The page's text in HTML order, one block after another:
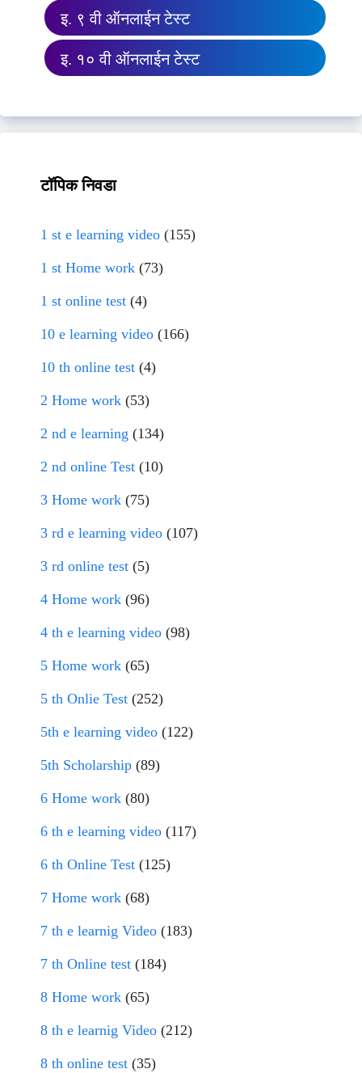
इ. ९ वी ऑनलाईन टेस्ट
इ. १० वी ऑनलाईन टेस्ट
टॉपिक निवडा
1 st e learning video (155)
1 st Home work (73)
1 st online test (4)
10 e learning video (166)
10 th online test (4)
2 Home work (53)
2 nd e learning (134)
2 nd online Test (10)
3 Home work (75)
3 rd e learning video (107)
3 rd online test (5)
4 Home work (96)
4 th e learning video (98)
5 Home work (65)
5 th Onlie Test (252)
5th e learning video (122)
5th Scholarship (89)
6 Home work (80)
6 th e learning video (117)
6 th Online Test (125)
7 Home work (68)
7 th e learnig Video (183)
7 th Online test (184)
8 Home work (65)
8 th e learnig Video (212)
8 th online test (35)